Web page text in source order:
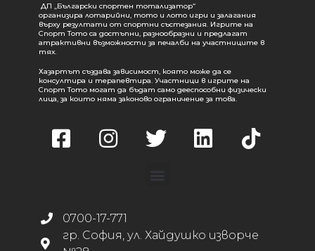
ДП „Български спортен тотализатор“
организира лотарийни, тото и лото игри и залагания
върху резултати от спортни състезания. Игрите на
Спорт Тото са достъпни, разнообразни и предлагат
атрактивни възможности за печалби на участниците в
тях.
Хазартът създава зависимост, която може да се
консултира и терапевтира. Участници в игрите на
Спорт Тото могат да бъдат само дееспособни физически
лица, за които няма законово ограничение за това.
0700-17-771
гр. София, ул. Хайдушко изворче